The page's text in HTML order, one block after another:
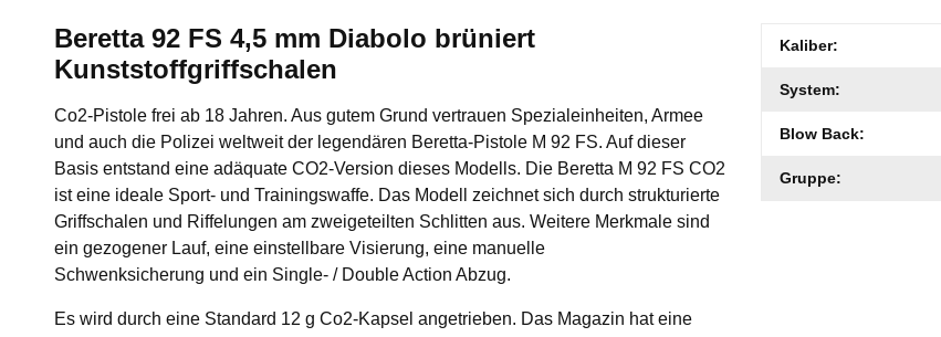
Beretta 92 FS 4,5 mm Diabolo brüniert
Kunststoffgriffschalen
Co2-Pistole frei ab 18 Jahren. Aus gutem Grund vertrauen Spezialeinheiten, Armee
und auch die Polizei weltweit der legendären Beretta-Pistole M 92 FS. Auf dieser
Basis entstand eine adäquate CO2-Version dieses Modells. Die Beretta M 92 FS CO2
ist eine ideale Sport- und Trainingswaffe. Das Modell zeichnet sich durch strukturierte
Griffschalen und Riffelungen am zweigeteilten Schlitten aus. Weitere Merkmale sind
ein gezogener Lauf, eine einstellbare Visierung, eine manuelle
Schwenksicherung und ein Single- / Double Action Abzug.
Es wird durch eine Standard 12 g Co2-Kapsel angetrieben. Das Magazin hat eine
Produkteigenschaft
Wert
Kaliber:
System:
Blow Back:
Gruppe: